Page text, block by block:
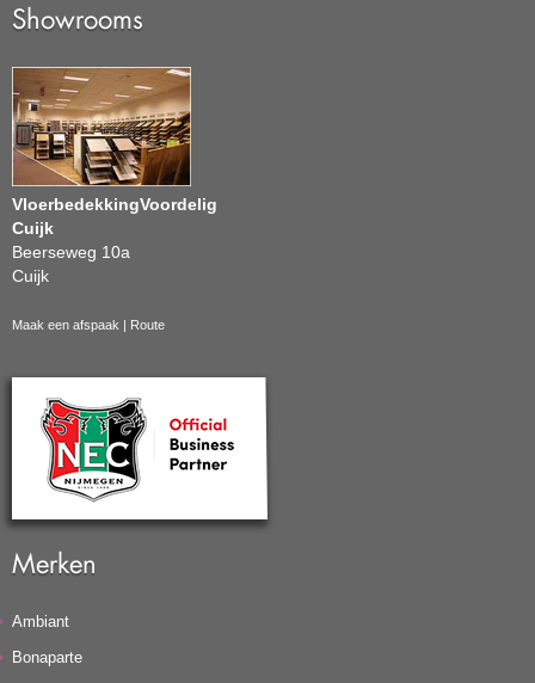
Showrooms
VloerbedekkingVoordelig
Cuijk
Beerseweg 10a
Cuijk
Maak een afspaak Route
Merken
Ambiant
Bonaparte